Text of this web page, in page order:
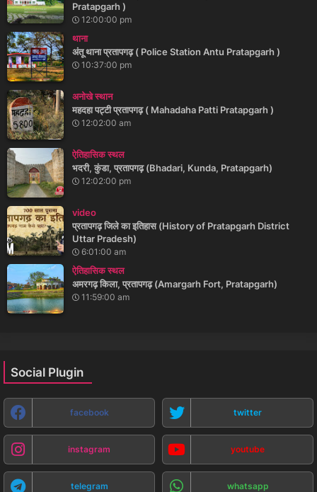
Pratapgarh )
12:00:00 pm
थाना
अंतू थाना प्रतापगढ़ ( Police Station Antu Pratapgarh )
10:37:00 pm
अनोखे स्थान
महदहा पट्टी प्रतापगढ़ ( Mahadaha Patti Pratapgarh )
12:02:00 am
ऐतिहासिक स्थल
भदरी, कुंडा, प्रतापगढ़ (Bhadari, Kunda, Pratapgarh)
12:02:00 pm
video
प्रतापगढ़ जिले का इतिहास (History of Pratapgarh District
Uttar Pradesh)
6:01:00 am
ऐतिहासिक स्थल
अमरगढ़ किला, प्रतापगढ़ (Amargarh Fort, Pratapgarh)
11:59:00 am
Social Plugin
facebook twitter
instagram youtube
telegram whatsapp